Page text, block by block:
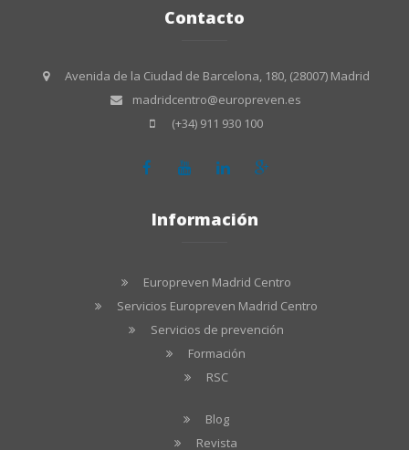
Contacto
Avenida de la Ciudad de Barcelona, 180, (28007) Madrid
madridcentro@europreven.es
(+34) 911 930 100
Información
Europreven Madrid Centro
Servicios Europreven Madrid Centro
Servicios de prevención
Formación
RSC
Blog
Revista